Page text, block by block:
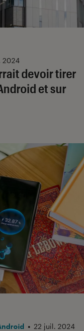
devoir tirer
et sur
2024
• 22 juil. 2024